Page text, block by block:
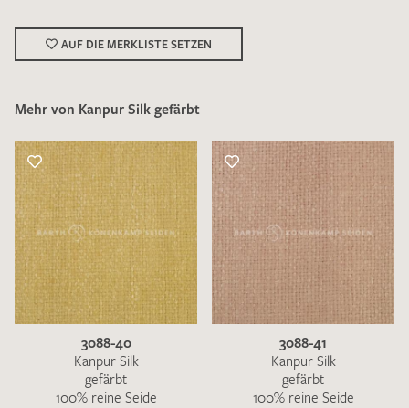
Ich bin damit einverstanden, dass meine angegebenen Daten
zur Beantwortung meiner Musteranfrage genutzt werden.
DieDatenschutzbestimmungenhabe ich zur Kenntnis
MUSTERANFRAGE SENDEN
AUF DIE MERKLISTE SETZEN
Mehr von Kanpur Silk gefärbt
3088-40
Kanpur Silk
gefärbt
100% reine Seide
3088-41
Kanpur Silk
gefärbt
100% reine Seide